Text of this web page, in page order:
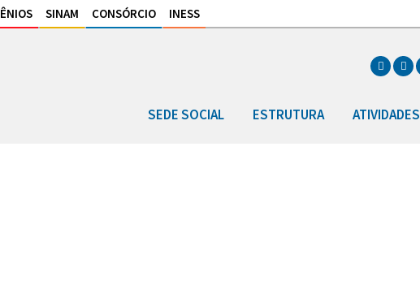
SINAM CONSÓRCIO INESS
SEDE SOCIAL ESTRUTURA ATIVIDADES